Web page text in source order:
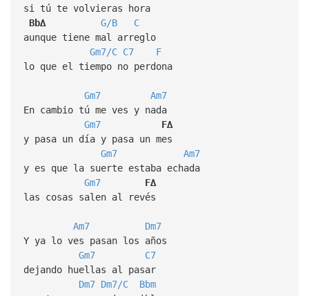
si tú te volvieras hora
Bb∆
G/B
C
aunque tiene mal arreglo
Gm7/C C7
F
lo que el tiempo no perdona
Gm7
Am7
En cambio tú me ves y nada
Gm7
F∆
y pasa un día y pasa un mes
Gm7
Am7
y es que la suerte estaba echada
Gm7
F∆
las cosas salen al revés
Am7
Dm7
Y ya lo ves pasan los años
Gm7
C7
dejando huellas al pasar
Dm7 Dm7/C
Bbm